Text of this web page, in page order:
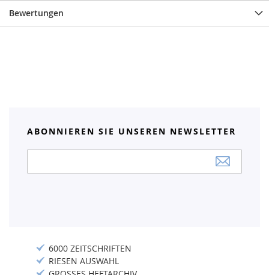
Bewertungen
ABONNIEREN SIE UNSEREN NEWSLETTER
Newsletter:
6000 ZEITSCHRIFTEN
RIESEN AUSWAHL